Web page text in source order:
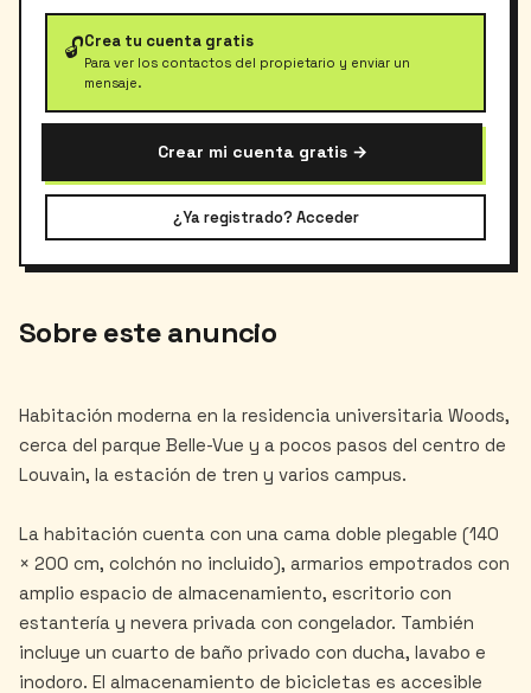
🔓Crea tu cuenta gratis
Para ver los contactos del propietario y enviar un
mensaje.
Crear mi cuenta gratis →
¿Ya registrado? Acceder
Sobre este anuncio
Habitación moderna en la residencia universitaria Woods,
cerca del parque Belle-Vue y a pocos pasos del centro de
Louvain, la estación de tren y varios campus.
La habitación cuenta con una cama doble plegable (140
× 200 cm, colchón no incluido), armarios empotrados con
amplio espacio de almacenamiento, escritorio con
estantería y nevera privada con congelador. También
incluye un cuarto de baño privado con ducha, lavabo e
inodoro. El almacenamiento de bicicletas es accesible